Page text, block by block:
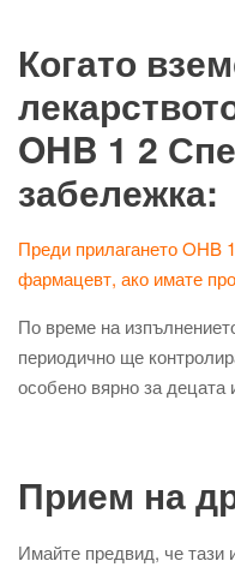
Когато
OHB 1 2
забележка:
Преди прилагането OHB
фармацевт, ако имате
По време на
периодично ще
особено вярно за децата
Прием на
Имайте предвид, че